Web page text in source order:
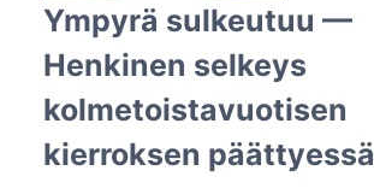
Ympyrä sulkeutuu —
Henkinen selkeys
kolmetoistavuotisen
kierroksen päättyessä